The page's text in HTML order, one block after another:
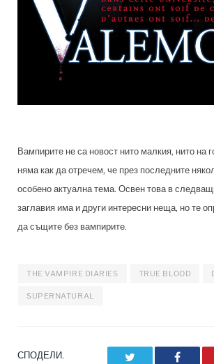
Вампирите не са новост нито малкия, нито на
няма как да отречем, че през последните
особено актуална тема. Освен това в
заглавия има и други интересни неща, но те
да същите без вампирите.
THE VAMPIRE DIARIES TRUE BLOOD
SUPERNATURAL
СПОДЕЛИ.